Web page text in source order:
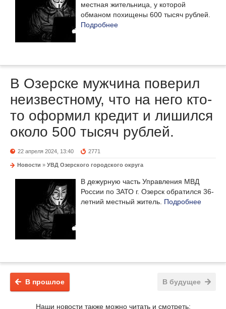
местная жительница, у которой
обманом похищены 600 тысяч рублей.
Подробнее
В Озерске мужчина поверил
неизвестному, что на него кто-
то оформил кредит и лишился
около 500 тысяч рублей.
22 апреля 2024, 13:40 2771
Новости » УВД Озерского городского округа
В дежурную часть Управления МВД
России по ЗАТО г. Озерск обратился 36-
летний местный житель. Подробнее
В будущее
В прошлое
Наши новости также можно читать и смотреть: